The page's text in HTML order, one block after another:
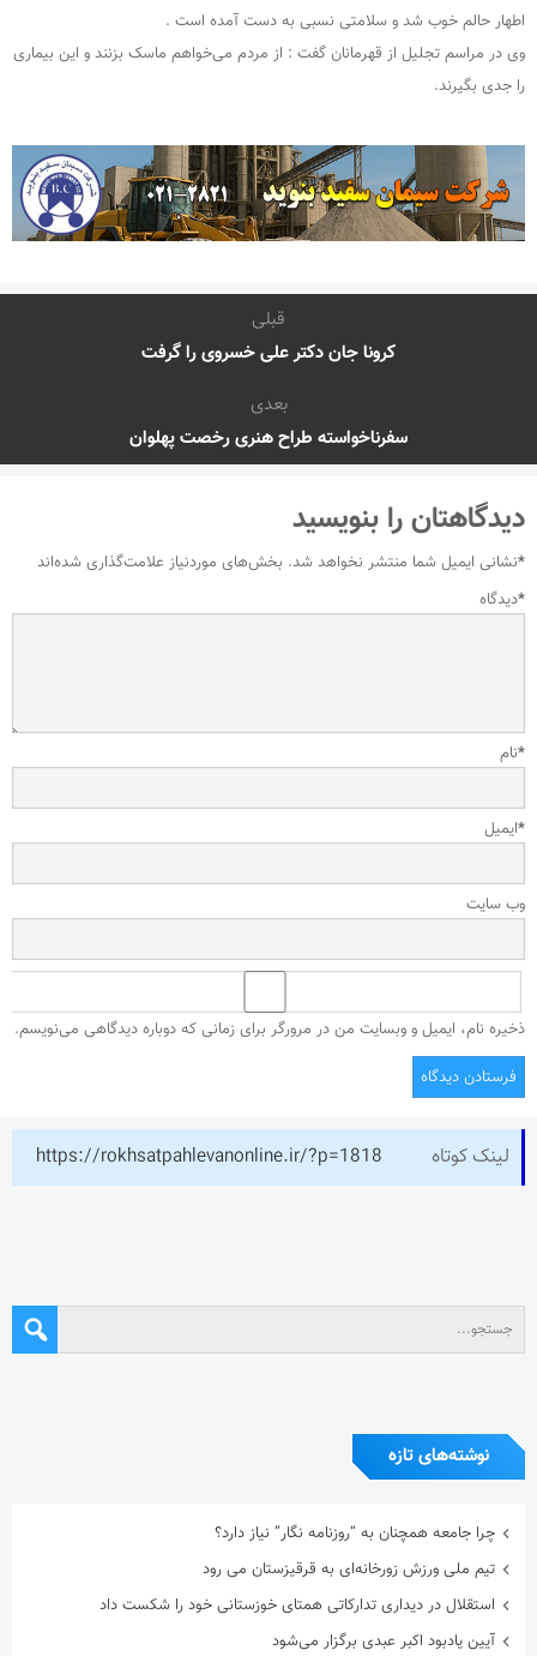
اطهار حالم خوب شد و سلامتی نسبی به دست آمده است .
وی در مراسم تجلیل از قهرمانان گفت : از مردم می‌خواهم ماسک بزنند و این بیماری
را جدی بگیرند.
قبلی
کرونا جان دکتر علی خسروی را گرفت
بعدی
سفرناخواسته طراح هنری رخصت پهلوان
دیدگاهتان را بنویسید
نشانی ایمیل شما منتشر نخواهد شد. بخش‌های موردنیاز علامت‌گذاری شده‌اند
*
دیدگاه*
نام*
ایمیل*
وب‌ سایت
ذخیره نام، ایمیل و وبسایت من در مرورگر برای زمانی که دوباره دیدگاهی می‌نویسم.
لینک کوتاه https://rokhsatpahlevanonline.ir/?p=1818
نوشته‌های تازه
چرا جامعه همچنان به “روزنامه نگار” نیاز دارد؟
تیم ملی ورزش زورخانه‌ای به قرقیزستان می رود
استقلال در دیداری تدارکاتی همتای خوزستانی خود را شکست داد
آیین یادبود اکبر عبدی برگزار می‌شود